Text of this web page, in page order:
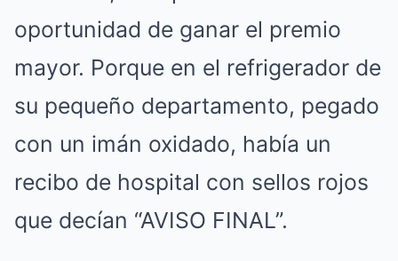
oportunidad de ganar el premio
mayor. Porque en el refrigerador de
su pequeño departamento, pegado
con un imán oxidado, había un
recibo de hospital con sellos rojos
que decían “AVISO FINAL”.